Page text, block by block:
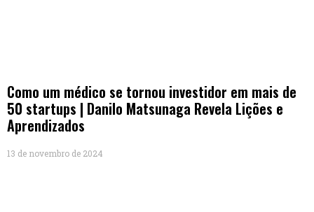
Como um médico se tornou investidor em mais de
50 startups | Danilo Matsunaga Revela Lições e
Aprendizados
13 de novembro de 2024